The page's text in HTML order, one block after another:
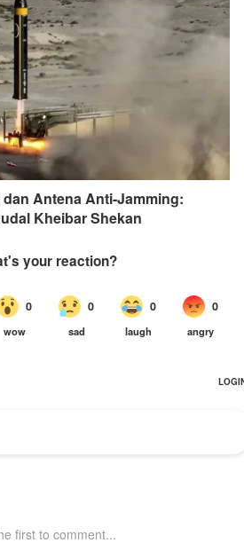
Antena Anti-Jamming:
Kheibar Shekan